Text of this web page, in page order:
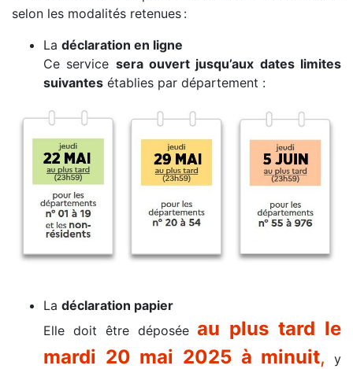
selon les modalités retenues :
La déclaration en ligne
Ce service sera ouvert jusqu’aux dates limites
suivantes établies par département :
La déclaration papier
Elle doit être déposéeau plus tard le
mardi 20 mai 2025 à minuit,
y